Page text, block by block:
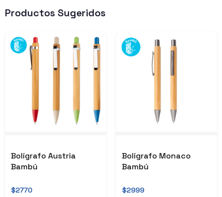
Productos Sugeridos
Bolígrafo Austria
Bambú
$2770
Bolígrafo Monaco
Bambú
$2999